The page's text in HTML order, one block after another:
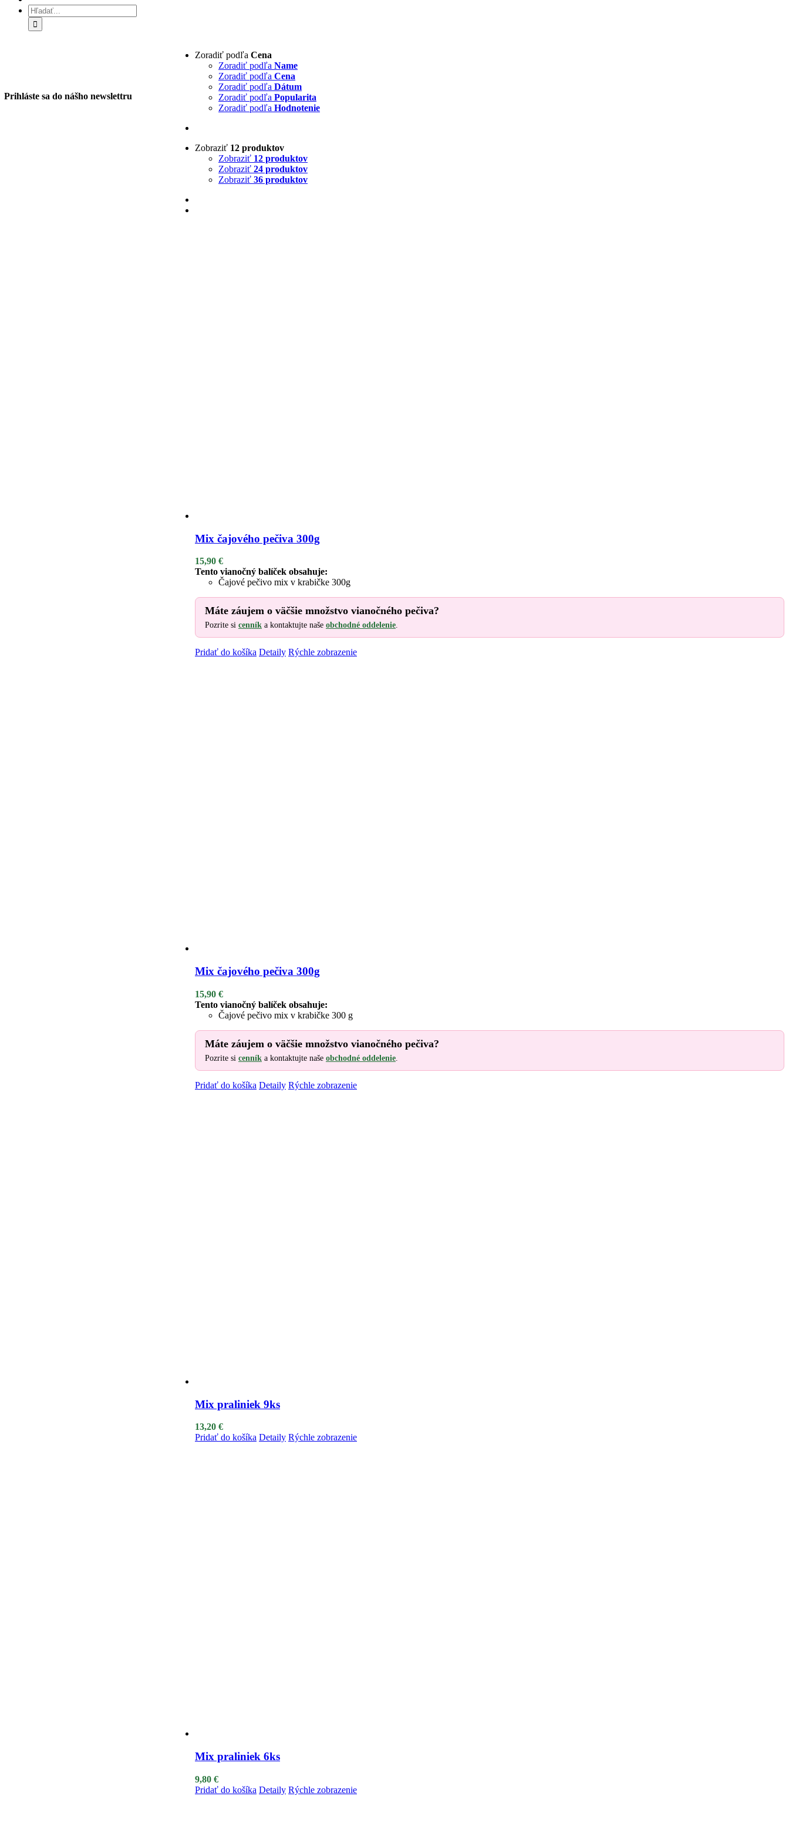
Hľadať:
Zoradiť podľa Cena
Zoradiť podľa Name
Zoradiť podľa Cena
Zoradiť podľa Dátum
Zoradiť podľa Popularita
Zoradiť podľa Hodnotenie
Zobraziť 12 produktov
Zobraziť 12 produktov
Zobraziť 24 produktov
Zobraziť 36 produktov
Mix čajového pečiva 300g
15,90 €
Tento vianočný balíček obsahuje:
Čajové pečivo mix v krabičke 300g
Máte záujem o väčšie množstvo vianočného pečiva?
Pozrite si cenník a kontaktujte naše obchodné oddelenie.
Pridať do košíka Detaily Rýchle zobrazenie
Mix čajového pečiva 300g
15,90 €
Tento vianočný balíček obsahuje:
Čajové pečivo mix v krabičke 300 g
Máte záujem o väčšie množstvo vianočného pečiva?
Pozrite si cenník a kontaktujte naše obchodné oddelenie
Pridať do košíka Detaily Rýchle zobrazenie
Mix praliniek 9ks
13,20 €
Pridať do košíka Detaily Rýchle zobrazenie
Mix praliniek 6ks
9,80 €
Pridať do košíka Detaily Rýchle zobrazenie
Prihláste sa do nášho newslettru